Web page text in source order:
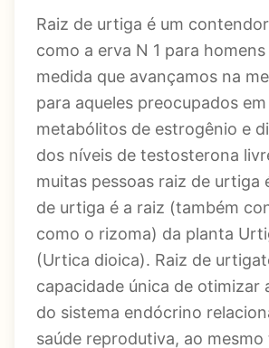
Raiz de urtiga é um
como a erva N 1 para
medida que avançamos na
para aqueles preocupados
metabólitos de estrogênio e
dos níveis de testosterona
muitas pessoas raiz de urtiga
de urtiga é a raiz (também
como o rizoma) da planta
(Urtica dioica). Raiz de
capacidade única de otimizar
do sistema endócrino
saúde reprodutiva, ao mesmo